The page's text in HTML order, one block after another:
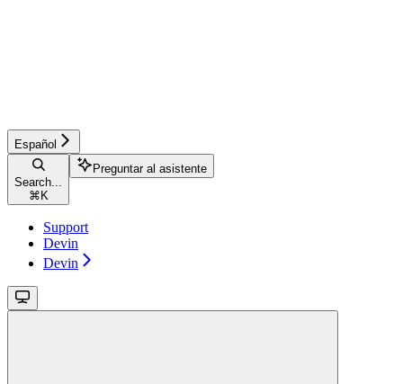
Español
Search...
⌘ K
Preguntar al asistente
Support
Devin
Devin